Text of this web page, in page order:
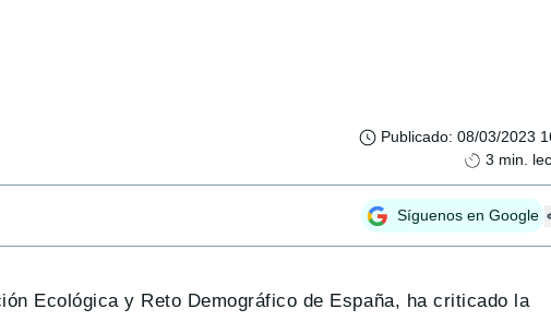
Publicado: 08/03/2023
3 min.
Síguenos en Google
Ecológica y Reto Demográfico de España, ha criticado la